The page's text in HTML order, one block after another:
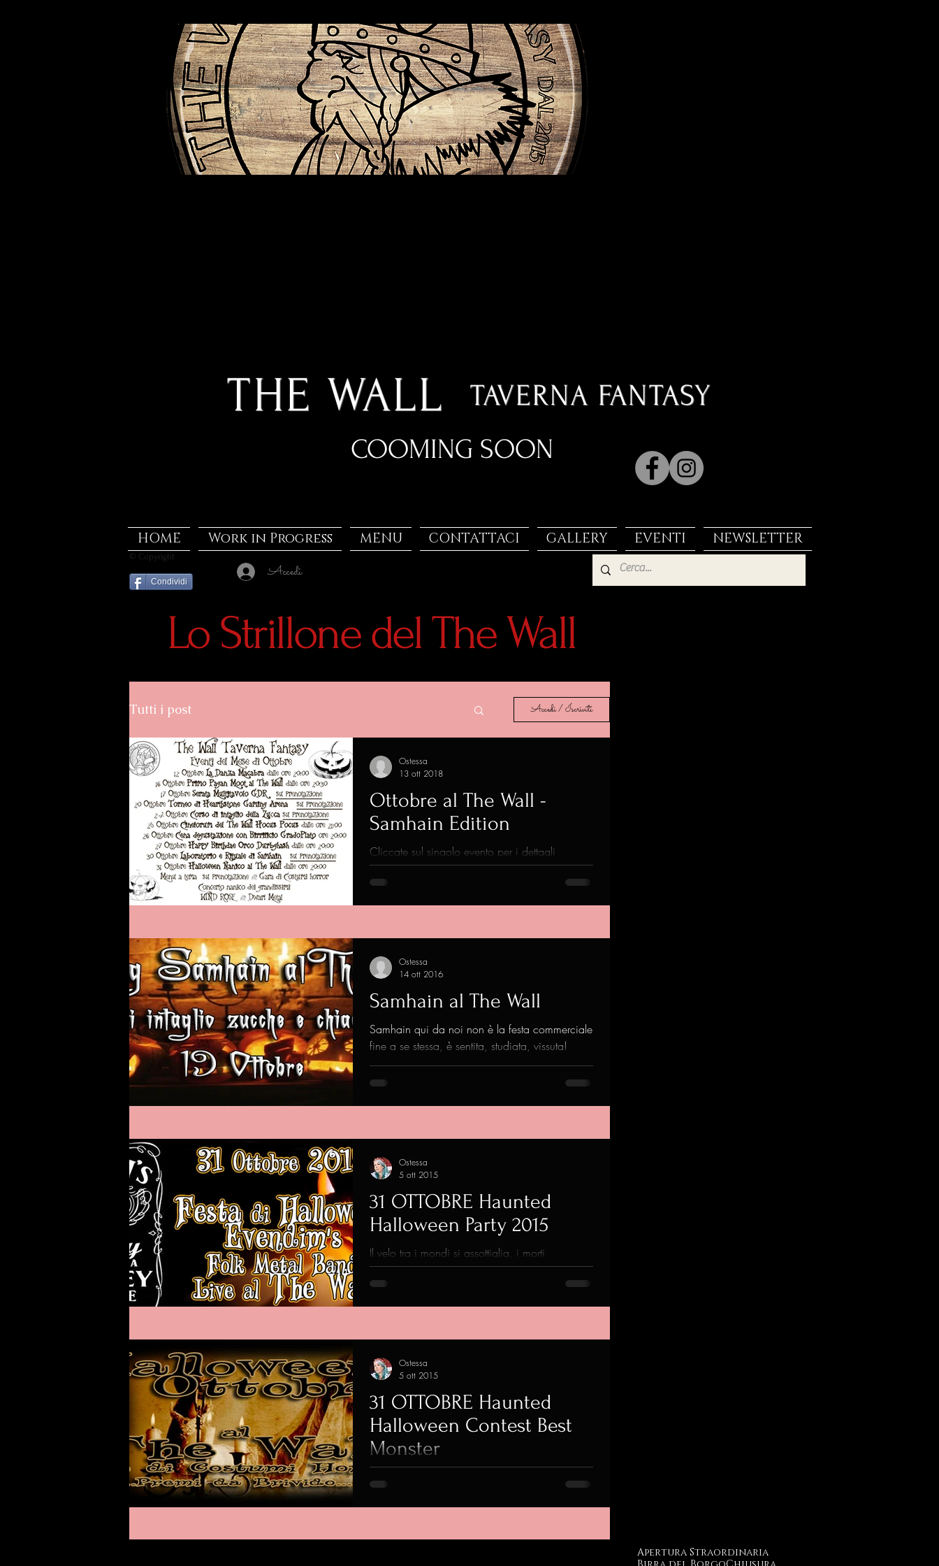
THE WALL TAVERNA FANTASY
COOMING SOON
HOME Work in Progress MENU CONTATTACI GALLERY EVENTI NEWSLETTER
© Copyright
Condividi Accedi
Lo Strillone del The Wall
Tutti i post Accedi / Iscriviti
Ottobre al The Wall -
Samhain Edition
Cliccate sul singolo evento per i dettagli
Ostessa
13 ott 2018
Samhain al The Wall
Samhain qui da noi non è la festa commerciale
fine a se stessa, è sentita, studiata, vissuta!
Molti sono gli eventi che organizziamo per...
Ostessa
14 ott 2016
31 OTTOBRE Haunted
Halloween Party 2015
Il velo tra i mondi si assottiglia, i morti
camminano con i vivi, i nostri cari trapassati ci
sono vicini, molto vicini, è la notte più...
Ostessa
5 ott 2015
31 OTTOBRE Haunted
Halloween Contest Best
Monster
la vostra notte. Si gareggia per il...
Ostessa
5 ott 2015
Apertura Straordinaria